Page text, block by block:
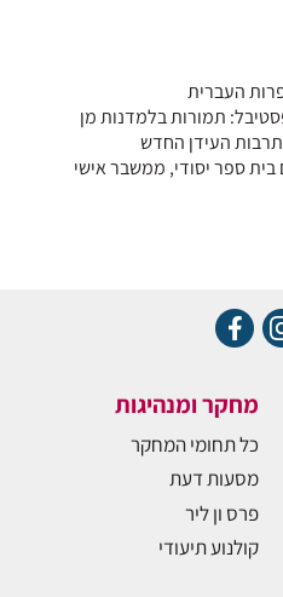
העברית
תמורות בלמדנות מן
העידן החדש
בית ספר יסודי, ממשבר אישי
מחקר ומנהיגות
כל תחומי המחקר
מסעות דעת
פרס ון ליר
קולנוע תיעודי